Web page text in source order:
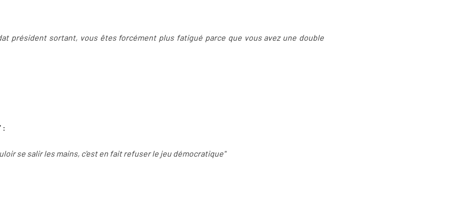
président sortant, vous êtes forcément plus fatigué parce que vous avez une double
:
se salir les mains, c'est en fait refuser le jeu démocratique"